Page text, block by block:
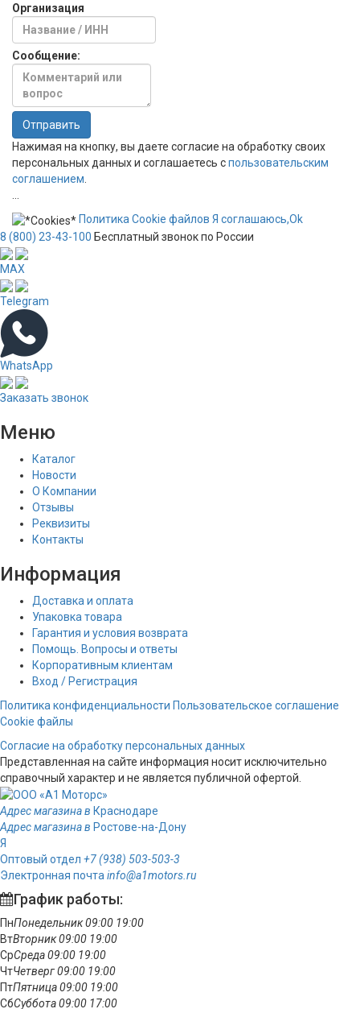
Организация
Сообщение:
Отправить
Нажимая на кнопку, вы даете согласие на обработку своих
персональных данных и соглашаетесь спользовательским
соглашением.
...
ПолитикаСookie файлов Я соглашаюсь,Ok
8 (800) 23-43-100 Бесплатный звонок по России
MAX
Telegram
WhatsApp
Заказать звонок
Меню
Каталог
Новости
О Компании
Отзывы
Реквизиты
Контакты
Информация
Доставка и оплата
Упаковка товара
Гарантия и условия возврата
Помощь. Вопросы и ответы
Корпоративным клиентам
Вход / Регистрация
Политика конфиденциальности Пользовательское соглашение
Cookie файлы
Согласие на обработку персональных данных
Представленная на сайте информация носит исключительно
справочный характер и не является публичной офертой.
Адрес магазина в Краснодаре
Адрес магазина в Ростове-на-Дону
Я
Оптовый отдел +7 (938) 503-503-3
Электронная почта info@a1motors.ru
График работы:
ПнПонедельник09:00 19:00
ВтВторник09:00 19:00
СрСреда09:00 19:00
ЧтЧетверг09:00 19:00
ПтПятница09:00 19:00
СбСуббота09:00 17:00